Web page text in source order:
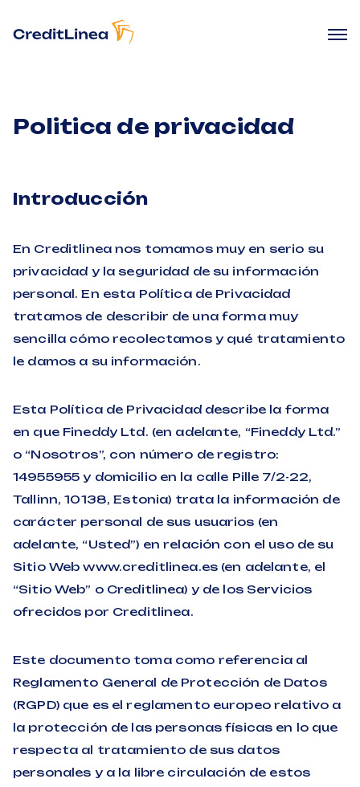
Politica de privacidad
Introducción
En Creditlinea nos tomamos muy en serio su
privacidad y la seguridad de su información
personal. En esta Política de Privacidad
tratamos de describir de una forma muy
sencilla cómo recolectamos y qué tratamiento
le damos a su información.
Esta Política de Privacidad describe la forma
en que Fineddy Ltd. (en adelante, “Fineddy Ltd.”
o “Nosotros”, con número de registro:
14955955 y domicilio en la calle Pille 7/2-22,
Tallinn, 10138, Estonia) trata la información de
carácter personal de sus usuarios (en
adelante, “Usted”) en relación con el uso de su
Sitio Web www.creditlinea.es (en adelante, el
“Sitio Web” o Creditlinea) y de los Servicios
ofrecidos por Creditlinea.
Este documento toma como referencia al
Reglamento General de Protección de Datos
(RGPD) que es el reglamento europeo relativo a
la protección de las personas físicas en lo que
respecta al tratamiento de sus datos
personales y a la libre circulación de estos